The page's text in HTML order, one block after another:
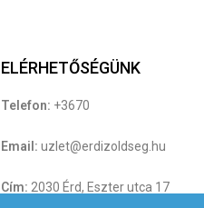
ELÉRHETŐSÉGÜNK
Telefon: +3670
Email: uzlet@erdizoldseg.hu
Cím: 2030 Érd, Eszter utca 17